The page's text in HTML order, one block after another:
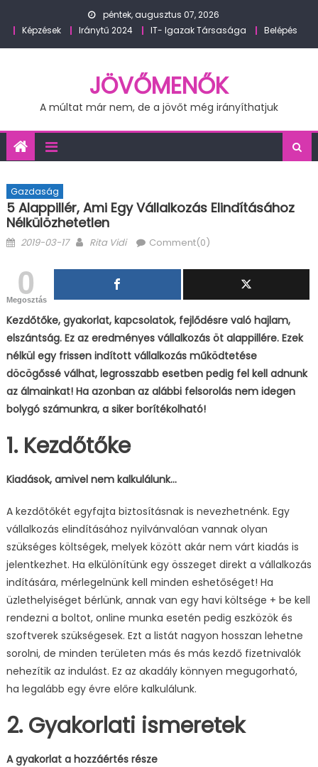
péntek, augusztus 07, 2026
Képzések
Iránytű 2024 IT- Igazak Társasága Belépés
JÖVŐMENŐK
A múltat már nem, de a jövőt még irányíthatjuk
Gazdaság
5 Alappillér, Ami Egy Vállalkozás Elindításához
Nélkülözhetetlen
Posted
2019-03-17 Author
Rita Vidi Comment(0)
0
Megosztás
Kezdőtőke, gyakorlat, kapcsolatok, fejlődésre való hajlam,
elszántság. Ez az eredményes vállalkozás öt alappillére. Ezek
nélkül egy frissen indított vállalkozás működtetése
döcögőssé válhat, legrosszabb esetben pedig fel kell adnunk
az álmainkat! Ha azonban az alábbi felsorolás nem idegen
bolygó számunkra, a siker borítékolható!
1. Kezdőtőke
Kiadások, amivel nem kalkulálunk…
A kezdőtőkét egyfajta biztosításnak is nevezhetnénk. Egy
vállalkozás elindításához nyilvánvalóan vannak olyan
szükséges költségek, melyek között akár nem várt kiadás is
jelentkezhet. Ha elkülönítünk egy összeget direkt a vállalkozás
indítására, mérlegelnünk kell minden eshetőséget! Ha
üzlethelyiséget bérlünk, annak van egy havi költsége + be kell
rendezni a boltot, online munka esetén pedig eszközök és
szoftverek szükségesek. Ezt a listát nagyon hosszan lehetne
sorolni, de minden területen más és más kezdő fizetnivalók
nehezítik az indulást. Ez az akadály könnyen megugorható,
ha legalább egy évre előre kalkulálunk.
2. Gyakorlati ismeretek
A gyakorlat a hozzáértés része